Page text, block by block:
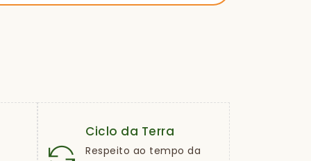
Ciclo da Terra
Respeito ao tempo da